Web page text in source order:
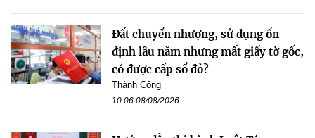
Đất chuyển nhượng, sử dụng ổn
định lâu năm nhưng mất giấy tờ gốc,
có được cấp sổ đỏ?
Thành Công
10:06 08/08/2026